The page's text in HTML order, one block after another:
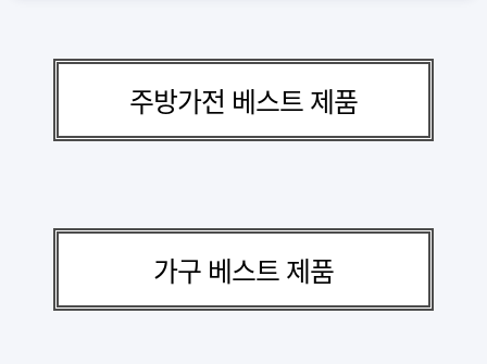
주방가전 베스트 제품
가구 베스트 제품